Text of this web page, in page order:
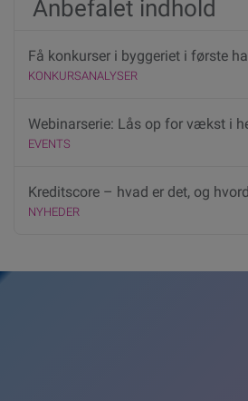
Anbefalet indhold
Få konkurser i byggeriet i første
KONKURSANALYSER
Webinarserie: Lås op for vækst i
EVENTS
Kreditscore – hvad er det, og
NYHEDER